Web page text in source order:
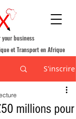
et Transport en Afrique
business
S'inscrire
millions pour